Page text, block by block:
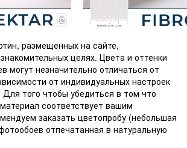
размещенных на сайте,
целях. Цвета и оттенки
могут незначительно отличаться от
от индивидуальных настроек
того чтобы убедиться в том что
соответствует вашим
заказать цветопробу (небольшая
отпечатанная в натуральную